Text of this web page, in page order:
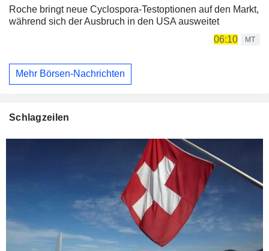
Roche bringt neue Cyclospora-Testoptionen auf den Markt,
während sich der Ausbruch in den USA ausweitet
06:10
MT
Mehr Börsen-Nachrichten
Schlagzeilen